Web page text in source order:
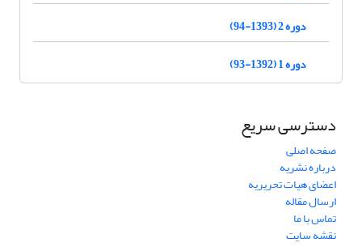
دوره 2 (1393-94)
دوره 1 (1392-93)
دسترسی سریع
صفحه اصلی
درباره نشریه
اعضای هیات تحریریه
ارسال مقاله
تماس با ما
نقشه سایت